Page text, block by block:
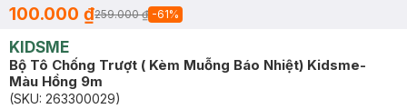
100.000 ₫259.000 ₫ -61%
KIDSME
Bộ Tô Chống Trượt ( Kèm Muỗng Báo Nhiệt) Kidsme-
Màu Hồng 9m
(SKU: 263300029)